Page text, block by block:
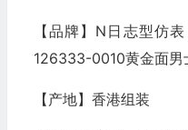
【品牌】N日志型仿表
126333-0010黄金面男
【产地】香港组装